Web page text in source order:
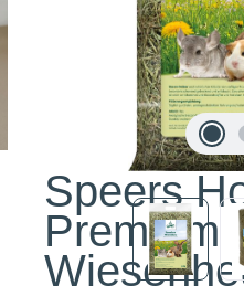
Speers
Premium